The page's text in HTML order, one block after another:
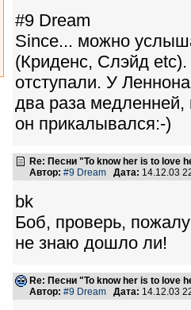
#9 Dream
Since... можно
(Криденс, Слэйд
отступали. У
два раза
он прикалывался:-)
Re: Песни "To know her is to love
Автор: #9 Dream Дата: 14.12.03
bk
Боб, проверь,
не знаю дошло ли!
Re: Песни "To know her is to love
Автор: #9 Dream Дата: 14.12.03